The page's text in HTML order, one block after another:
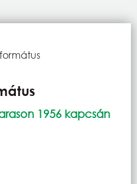
1956 kapcsán